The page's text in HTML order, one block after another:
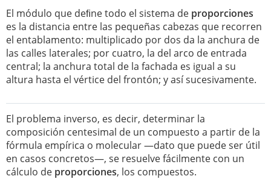
El módulo que deﬁne todo el sistema de proporciones
es la distancia entre las pequeñas cabezas que recorren
el entablamento: multiplicado por dos da la anchura de
las calles laterales; por cuatro, la del arco de entrada
central; la anchura total de la fachada es igual a su
altura hasta el vértice del frontón; y así sucesivamente.
El problema inverso, es decir, determinar la
composición centesimal de un compuesto a partir de la
fórmula empírica o molecular —dato que puede ser útil
en casos concretos—, se resuelve fácilmente con un
cálculo de proporciones, los compuestos.